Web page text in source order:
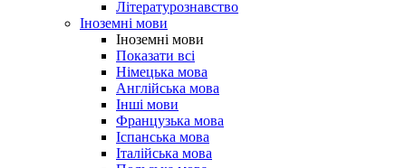
Літературознавство
Іноземні мови
Іноземні мови
Показати всі
Німецька мова
Англійська мова
Інші мови
Французька мова
Іспанська мова
Італійська мова